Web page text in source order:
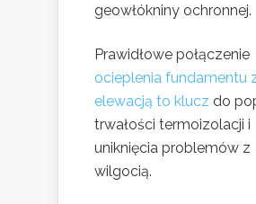
geowłókniny ochronnej.
Prawidłowe połączenie
ocieplenia fundamentu
elewacją to klucz do
trwałości termoizolacji i
uniknięcia problemów z
wilgocią.